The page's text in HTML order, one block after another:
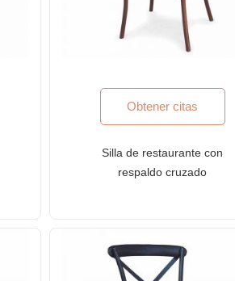
Obtener citas
Silla de restaurante con
respaldo cruzado